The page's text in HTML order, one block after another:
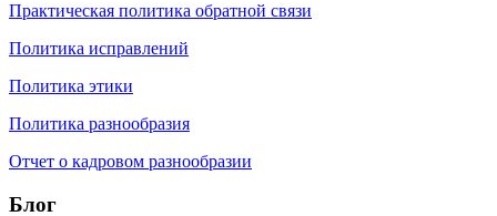
Практическая политика обратной связи
Политика исправлений
Политика этики
Политика разнообразия
Отчет о кадровом разнообразии
Блог